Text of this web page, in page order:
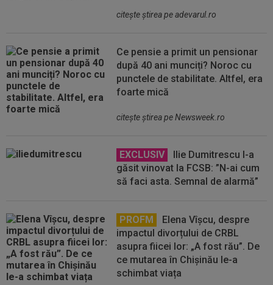
citeşte ştirea pe adevarul.ro
Ce pensie a primit un pensionar
după 40 ani munciți? Noroc cu
punctele de stabilitate. Altfel, era
foarte mică
citeşte ştirea pe Newsweek.ro
EXCLUSIV
Ilie Dumitrescu l-a
găsit vinovat la FCSB: ”N-ai cum
să faci asta. Semnal de alarmă”
PROFM
Elena Vîșcu, despre
impactul divorțului de CRBL
asupra fiicei lor: „A fost rău”. De
ce mutarea în Chișinău le-a
schimbat viața